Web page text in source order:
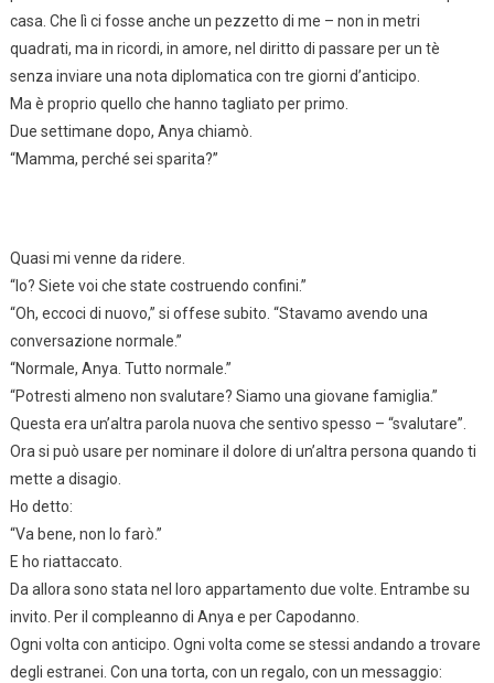
casa. Che lì ci fosse anche un pezzetto di me – non in metri
quadrati, ma in ricordi, in amore, nel diritto di passare per un tè
senza inviare una nota diplomatica con tre giorni d’anticipo.
Ma è proprio quello che hanno tagliato per primo.
Due settimane dopo, Anya chiamò.
“Mamma, perché sei sparita?”
Quasi mi venne da ridere.
“Io? Siete voi che state costruendo confini.”
“Oh, eccoci di nuovo,” si offese subito. “Stavamo avendo una
conversazione normale.”
“Normale, Anya. Tutto normale.”
“Potresti almeno non svalutare? Siamo una giovane famiglia.”
Questa era un’altra parola nuova che sentivo spesso – “svalutare”.
Ora si può usare per nominare il dolore di un’altra persona quando ti
mette a disagio.
Ho detto:
“Va bene, non lo farò.”
E ho riattaccato.
Da allora sono stata nel loro appartamento due volte. Entrambe su
invito. Per il compleanno di Anya e per Capodanno.
Ogni volta con anticipo. Ogni volta come se stessi andando a trovare
degli estranei. Con una torta, con un regalo, con un messaggio: